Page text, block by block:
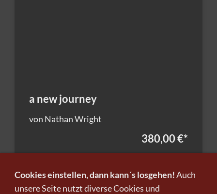
a new journey
von Nathan Wright
380,00 €*
Cookies einstellen, dann kann´s losgehen!Auch
unsere Seite nutzt diverse Cookies und